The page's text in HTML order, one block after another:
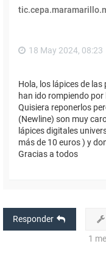
18 May 2024, 08:23
Hola, los lápices de
han ido rompiendo
Quisiera reponerlos
(Newline) son muy
lápices digitales
más de 10 euros ) y
Gracias a todos
Responder
1